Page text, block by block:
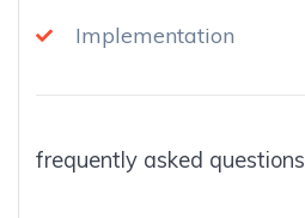
Implementation
frequently asked questions